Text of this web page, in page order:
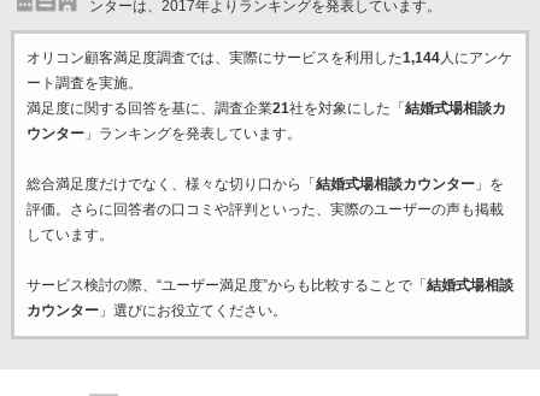
ンターは、2017年よりランキングを発表しています。
オリコン顧客満足度調査では、実際にサービスを利用した1,144人にアンケ
ート調査を実施。
満足度に関する回答を基に、調査企業21社を対象にした「 結婚式場相談カ
ウンター」ランキングを発表しています。
総合満足度だけでなく、様々な切り口から「 結婚式場相談カウンター」を
評価。さらに回答者の口コミや評判といった、実際のユーザーの声も掲載
しています。
サービス検討の際、“ユーザー満足度”からも比較することで「 結婚式場相談
カウンター」選びにお役立てください。